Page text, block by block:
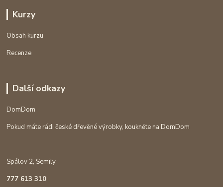
Kurzy
Obsah kurzu
Recenze
Další odkazy
DomDom
Pokud máte rádi české dřevěné výrobky, koukněte na DomDom
Spálov 2, Semily
777 613 310